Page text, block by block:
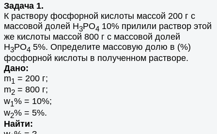
Задача 1.
К раствору фосфорной кислоты массой 200 г с
массовой долей H3PO4 10% прилили раствор этой
же кислоты массой 800 г с массовой долей
H3PO4 5%. Определите массовую долю в (%)
фосфорной кислоты в полученном растворе.
Дано:
m1 = 200 г;
m2 = 800 г;
w1% = 10%;
w2% = 5%.
Найти: